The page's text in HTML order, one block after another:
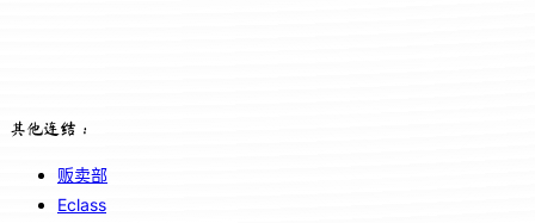
其他连结：
贩卖部
Eclass